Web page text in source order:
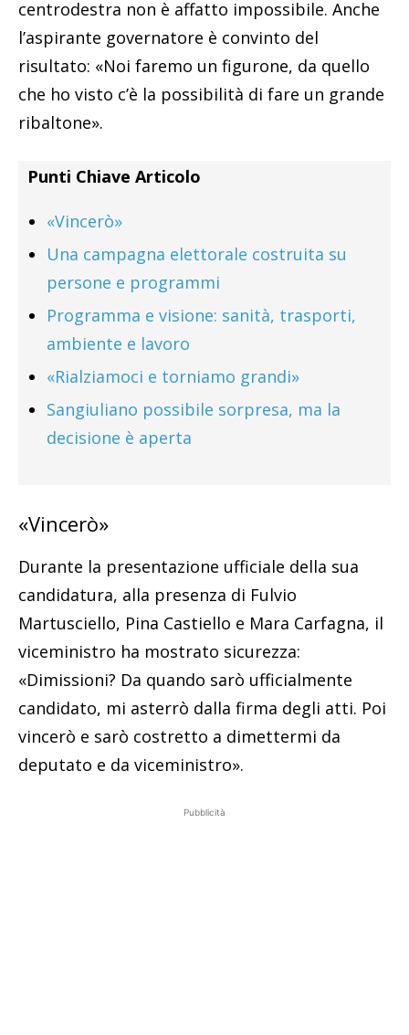
centrodestra non è affatto impossibile. Anche
l’aspirante governatore è convinto del
risultato: «Noi faremo un figurone, da quello
che ho visto c’è la possibilità di fare un grande
ribaltone».
Punti Chiave Articolo
«Vincerò»
Una campagna elettorale costruita su
persone e programmi
Programma e visione: sanità, trasporti,
ambiente e lavoro
«Rialziamoci e torniamo grandi»
Sangiuliano possibile sorpresa, ma la
decisione è aperta
«Vincerò»
Durante la presentazione ufficiale della sua
candidatura, alla presenza di Fulvio
Martusciello, Pina Castiello e Mara Carfagna, il
viceministro ha mostrato sicurezza:
«Dimissioni? Da quando sarò ufficialmente
candidato, mi asterrò dalla firma degli atti. Poi
vincerò e sarò costretto a dimettermi da
deputato e da viceministro».
Pubblicità